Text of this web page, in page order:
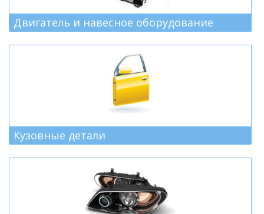
Двигатель и навесное оборудование
Кузовные детали